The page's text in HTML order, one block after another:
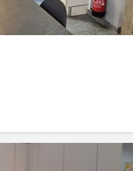
KN 4748